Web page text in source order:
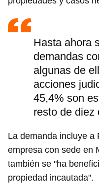
Hasta ahora
demandas
algunas de
acciones
45,4% son
resto de diez
La demanda incluye a
empresa con sede en
también se "ha
propiedad incautada".